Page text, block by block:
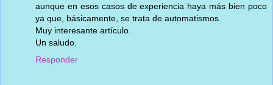
aunque en esos casos de experiencia haya más bien poco
ya que, básicamente, se trata de automatismos.
Muy interesante artículo.
Un saludo.
Responder